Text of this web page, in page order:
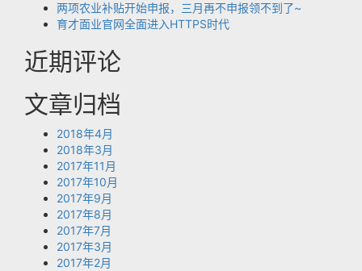
两项农业补贴开始申报，三月再不申报领不到了~
育才面业官网全面进入HTTPS时代
近期评论
文章归档
2018年4月
2018年3月
2017年11月
2017年10月
2017年9月
2017年8月
2017年7月
2017年3月
2017年2月